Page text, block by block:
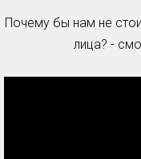
Почему бы нам не
лица? -